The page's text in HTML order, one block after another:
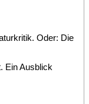
Oder: Die
Ein Ausblick